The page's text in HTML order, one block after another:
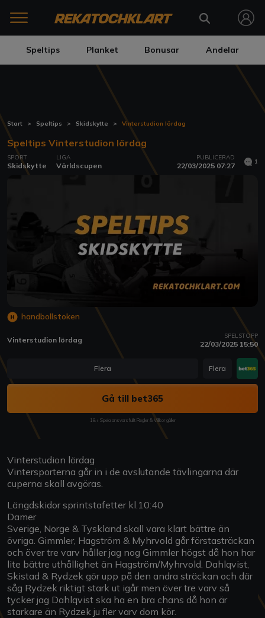
Speltips Planket Bonusar Andelar
Start Speltips Skidskytte Vinterstudion lördag
Speltips Vinterstudion lördag
SPORT
Skidskytte
LIGA
Världscupen
PUBLICERAD
22/03/2025 07:27 1
handbollstoken
Vinterstudion lördag SPELSTOPP
22/03/2025 15:50
Flera Flera
Gå till bet365
18+ Spela ansvarsfullt Regler & Villkor gäller
Vinterstudion lördag
Vintersporterna går in i de avslutande tävlingarna där
cuperna skall avgöras.
Längdskidor sprintstafetter kl.10:40
Damer
Sverige, Norge & Tyskland skall vara klart bättre än
övriga. Gimmler, Hagström & Myhrvold går förstasträckan
och över tre varv håller jag nog Gimmler högst då hon har
lite bättre uthållighet än Hagström/Myhrvold. Dahlqvist,
Skistad & Rydzek gör upp på den andra sträckan och där
såg Rydzek riktigt stark ut igår men över tre varv så
tycker jag Dahlqvist ska ha en bra chans då hon är
starkare än Rydzek ju fler varv dom kör.